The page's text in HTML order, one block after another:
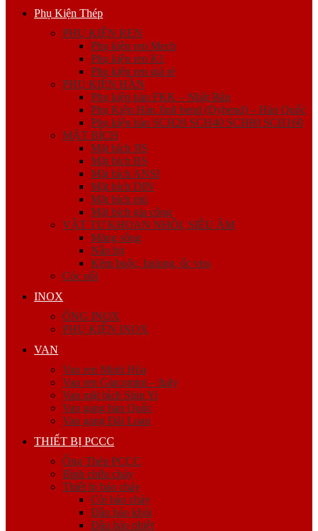
Phụ Kiện Thép
PHỤ KIỆN REN
Phụ kiện ren Mech
Phụ kiện ren K1
Phụ kiện ren giá rẻ
PHỤ KIỆN HÀN
Phụ kiện hàn FKK – Nhật Bản
Phụ Kiện Hàn Jinil bend (Dybend) – Hàn Quốc
Phụ kiện hàn SCH20 SCH40 SCH80 SCH160
MẶT BÍCH
Mặt bích JIS
Mặt bích BS
Mặt bích ANSI
Mặt bích DIN
Mặt bích mù
Mặt bích gia công
VẬT TƯ KHOAN NHỒI, SIÊU ÂM
Măng sông
Nắp bịt
Kẽm buộc, bulong, ốc viss
Cóc nối
INOX
ỐNG INOX
PHỤ KIỆN INOX
VAN
Van ren Minh Hòa
Van ren Giacomini – Italy
Van mặt bích Shin Yi
Van gang hàn Quốc
Van gang Đài Loan
THIẾT BỊ PCCC
Ống Thép PCCC
Bình chữa cháy
Thiết bị báo cháy
Còi báo cháy
Đầu báo khói
Đầu báo nhiệt